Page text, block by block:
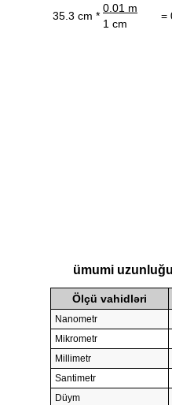
35.3 cm *
0.01 m
=
1 cm
ümumi
Ölçü vahidləri
Nanometr
Mikrometr
Millimetr
Santimetr
Düym